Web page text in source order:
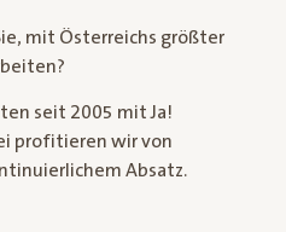
mit Österreichs größter
seit 2005 mit Ja!
profitieren wir von
Absatz.